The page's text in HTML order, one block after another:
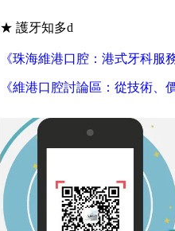
★ 護牙知多d
《珠海維港口腔：港式牙科服
《維港口腔討論區：從技術、